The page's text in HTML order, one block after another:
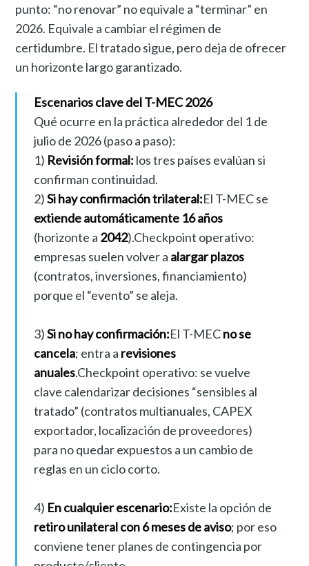
punto: “no renovar” no equivale a “terminar” en
2026. Equivale a cambiar el régimen de
certidumbre. El tratado sigue, pero deja de ofrecer
un horizonte largo garantizado.
Escenarios clave del T-MEC 2026
Qué ocurre en la práctica alrededor del 1 de
julio de 2026 (paso a paso):
1) Revisión formal: los tres países evalúan si
confirman continuidad.
2)Si hay confirmación trilateral:El T-MEC se
extiende automáticamente 16 años
(horizonte a 2042).Checkpoint operativo:
empresas suelen volver a alargar plazos
(contratos, inversiones, financiamiento)
porque el “evento” se aleja.
3)Si no hay confirmación:El T-MECno se
cancela; entra a revisiones
anuales.Checkpoint operativo: se vuelve
clave calendarizar decisiones “sensibles al
tratado” (contratos multianuales, CAPEX
exportador, localización de proveedores)
para no quedar expuestos a un cambio de
reglas en un ciclo corto.
4) En cualquier escenario:Existe la opción de
retiro unilateral con 6 meses de aviso; por eso
conviene tener planes de contingencia por